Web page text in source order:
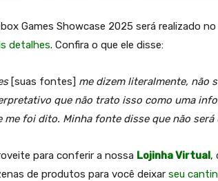
Games Showcase 2025 será realizado no
detalhes. Confira o que ele disse:
[suas fontes] me dizem literalmente, não
que não trato isso como uma
me foi dito. Minha fonte disse que não
para conferir a nossa Lojinha Virtual,
de produtos para você deixar seu